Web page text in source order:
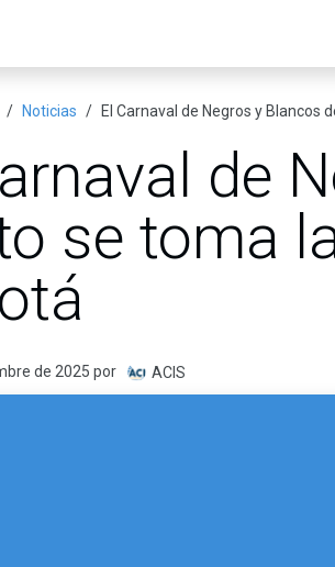
Noticias El Carnaval de Negros y Blancos
de
se toma
de 2025 por ACIS